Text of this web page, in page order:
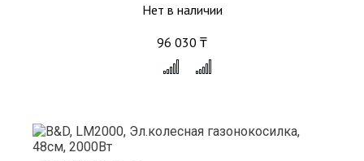
Нет в наличии
96 030 ₸